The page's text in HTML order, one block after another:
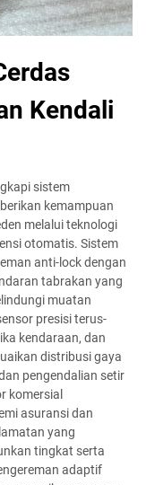
Kendali
sistem
kemampuan
melalui teknologi
otomatis. Sistem
anti-lock dengan
tabrakan yang
muatan
presisi terus-
kendaraan, dan
distribusi gaya
pengendalian setir
komersial
asuransi dan
yang
tingkat serta
adaptif